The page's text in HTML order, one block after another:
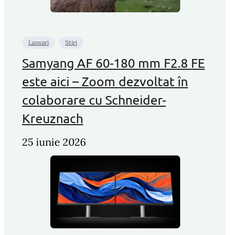
Lansari Stiri
Samyang AF 60-180 mm F2.8 FE
este aici – Zoom dezvoltat în
colaborare cu Schneider-
Kreuznach
25 iunie 2026